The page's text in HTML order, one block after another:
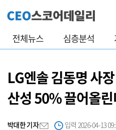
전체뉴스 심층분석
LG엔솔 김동명 사
산성 50% 끌어올
박대한 기자 입력 2026-04-13